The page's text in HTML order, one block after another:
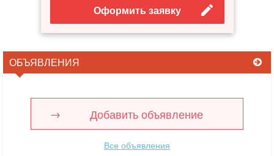
Оформить заявку
ОБЪЯВЛЕНИЯ
Добавить объявление
Все объявления